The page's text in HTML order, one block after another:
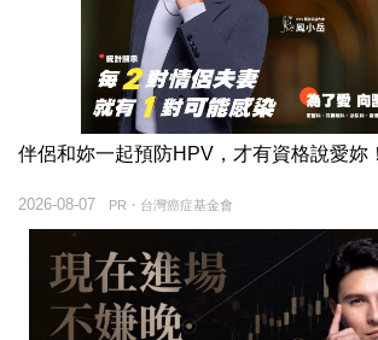
伴侶和妳一起預防HPV，才有資格說愛妳！
PR・台灣癌症基金會
2026-08-07